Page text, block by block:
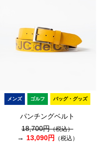
メンズ ゴルフ バッグ・グッズ
パンチングベルト
18,700円（税込）
13,090円 （税込）